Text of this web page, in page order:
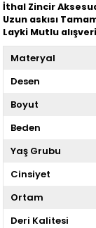
İthal Zincir
Uzun askısı
Layki Mutlu
Materyal
Desen
Boyut
Beden
Yaş Grubu
Cinsiyet
Ortam
Deri Kalitesi